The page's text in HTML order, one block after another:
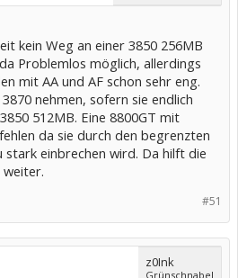
kein Weg an einer 3850 256MB
Problemlos möglich, allerdings
mit AA und AF schon sehr eng.
nehmen, sofern sie endlich
512MB. Eine 8800GT mit
da sie durch den begrenzten
stark einbrechen wird. Da hilft die
weiter.
#51
z0Ink
Grünschnabel